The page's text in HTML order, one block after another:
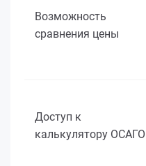
Возможность
сравнения цены
Доступ к
калькулятору ОСАГО